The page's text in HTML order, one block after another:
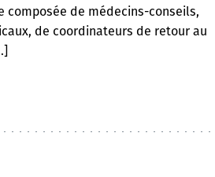
de médecins-conseils,
de coordinateurs de retour au